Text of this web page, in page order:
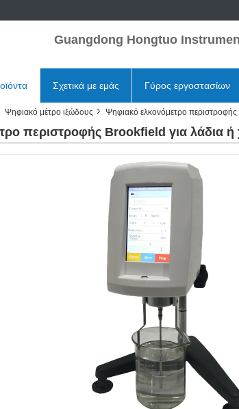
Guangdong Hongtuo
Σχετικά με εμάς Γύρος εργοστασίων
Ψηφιακό μέτρο ιξώδους Ψηφιακό ελκονόμετρο
περιστροφής Brookfield για λάδια